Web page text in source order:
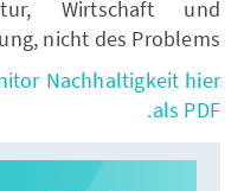
Wirtschaft und
nicht des Problems.
Nachhaltigkeit hier
als PDF.